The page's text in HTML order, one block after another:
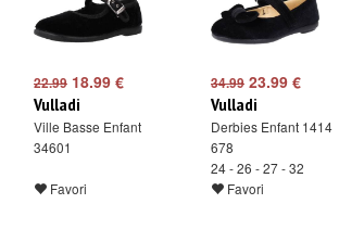
22.99 18.99 €
Vulladi
Ville Basse Enfant
34601
Favori
34.99 23.99 €
Vulladi
Derbies Enfant 1414
678
24 - 26 - 27 - 32
Favori